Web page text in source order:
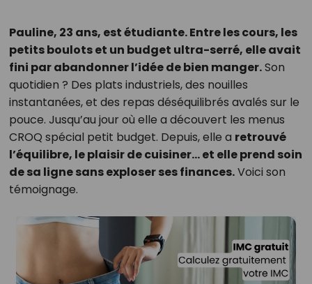
Pauline, 23 ans, est étudiante. Entre les cours, les
petits boulots et un budget ultra-serré, elle avait
fini par abandonner l’idée de bien manger.Son
quotidien ? Des plats industriels, des nouilles
instantanées, et des repas déséquilibrés avalés sur le
pouce. Jusqu’au jour où elle a découvert les menus
CROQ spécial petit budget. Depuis, elle a retrouvé
l’équilibre, le plaisir de cuisiner… et elle prend soin
de sa ligne sans exploser ses finances.Voici son
témoignage.